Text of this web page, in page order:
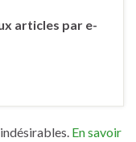
articles par e-
En savoir